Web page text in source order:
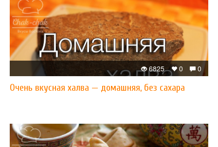
0
0
6825
Очень вкусная халва — домашняя, без сахара